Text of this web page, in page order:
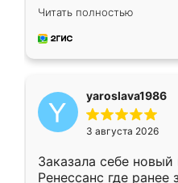
недели кухня была
довольны работой.
мебель за
Читать полностью
yaroslava1986
3 августа 2026
Заказала себе
Ренессанс где ранее